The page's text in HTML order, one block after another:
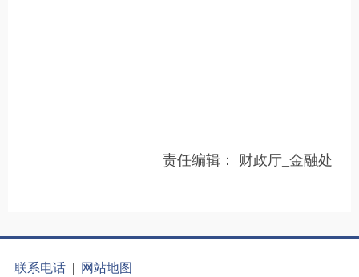
责任编辑： 财政厅_金融处
联系电话 |
网站地图